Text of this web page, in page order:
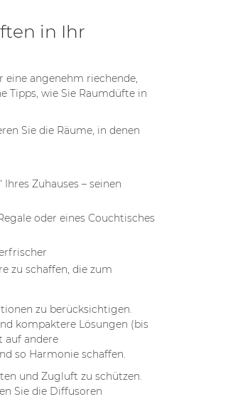
in Ihr
angenehm riechende,
Tipps, wie Sie Raumdüfte in
Sie die Räume, in denen
Zuhauses – seinen
oder eines Couchtisches
zu schaffen, die zum
zu berücksichtigen.
kompaktere Lösungen (bis
auf andere
so Harmonie schaffen.
und Zugluft zu schützen.
Sie die Diffusoren